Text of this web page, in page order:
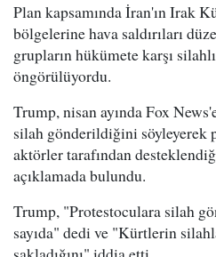
Plan kapsamında İran'ın Irak
bölgelerine hava saldırıları
grupların hükümete karşı
öngörülüyordu.
Trump, nisan ayında Fox
silah gönderildiğini söyleyerek
aktörler tarafından
açıklamada bulundu.
Trump, "Protestoculara silah
sayıda" dedi ve "Kürtlerin